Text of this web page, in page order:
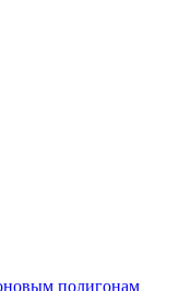
полигонам